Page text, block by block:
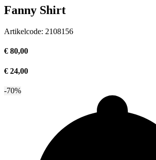
Fanny Shirt
Artikelcode: 2108156
€ 80,00
€ 24,00
-70%